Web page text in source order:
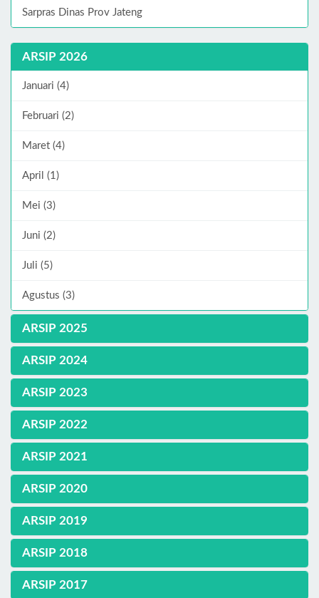
Sarpras Dinas Prov Jateng
ARSIP 2026
Januari (4)
Februari (2)
Maret (4)
April (1)
Mei (3)
Juni (2)
Juli (5)
Agustus (3)
ARSIP 2025
ARSIP 2024
ARSIP 2023
ARSIP 2022
ARSIP 2021
ARSIP 2020
ARSIP 2019
ARSIP 2018
ARSIP 2017